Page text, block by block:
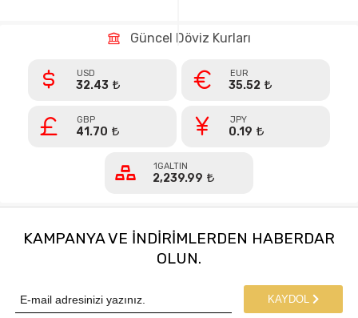
Güncel Döviz Kurları
USD
32.43
EUR
35.52
GBP
41.70
JPY
0.19
1GALTIN
2,239.99
KAMPANYA VE INDIRIMLERDEN HABERDAR
OLUN.
KAYDOL